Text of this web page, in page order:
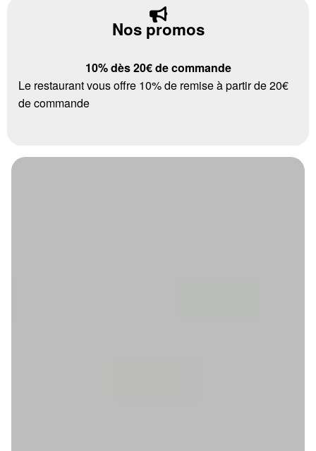
Nos promos
10% dès 20€ de commande
Le restaurant vous offre 10% de remise à partir de 20€
de commande